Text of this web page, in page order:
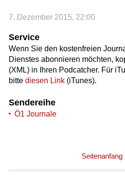
7. Dezember 2015, 22:00
Service
Wenn Sie den kostenfreien
Dienstes abonnieren möchten,
(XML) in Ihren Podcatcher. Für
bitte diesen Link(iTunes).
Sendereihe
Ö1 Journale
Seitenanfang